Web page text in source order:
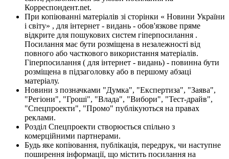
Корреспондент.net.
При копіюванні матеріалів зі сторінки « Новини України
і світу» , для інтернет - видань - обов'язкове пряме
відкрите для пошукових систем гіперпосилання .
Посилання має бути розміщена в незалежності від
повного або часткового використання матеріалів.
Гіперпосилання ( для інтернет - видань) - повинна бути
розміщена в підзаголовку або в першому абзаці
матеріалу.
Новини з позначками "Думка", "Експертиза", "Заява",
"Регіони", "Гроші", "Влада", "Вибори", "Тест-драйв",
"Спецпроекти", "Промо" публікуються на правах
реклами.
Розділ Спецпроекти створюється спільно з
комерційними партнерами.
Будь яке копіювання, публікація, передрук, чи наступне
поширення інформації, що містить посилання на